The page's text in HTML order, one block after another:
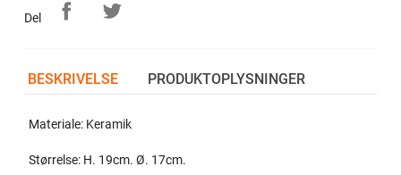
Del
BESKRIVELSE PRODUKTOPLYSNINGER
Materiale: Keramik
Størrelse: H. 19cm. Ø. 17cm.